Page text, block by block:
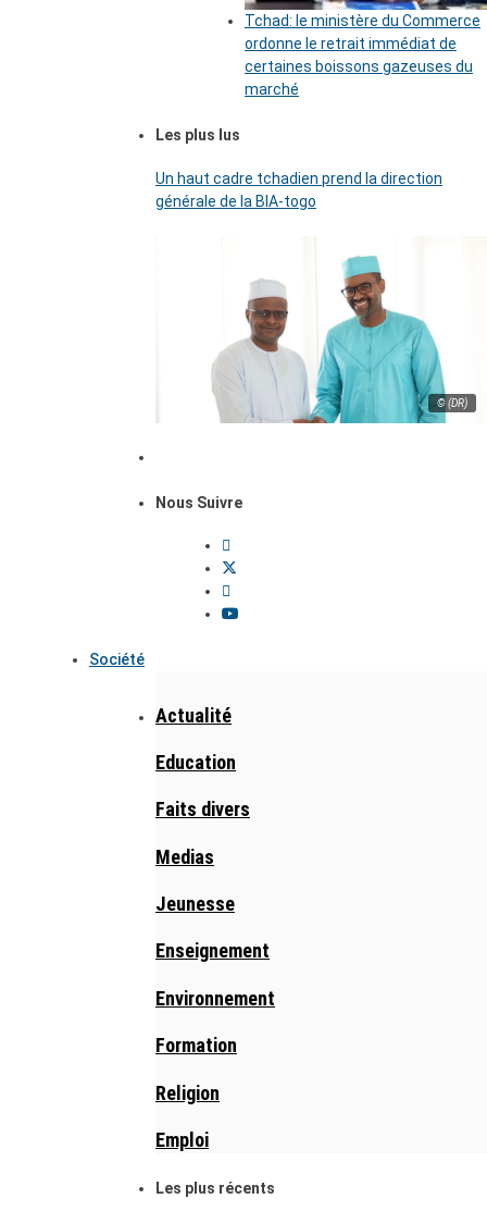
Tchad: le ministère du Commerce
ordonne le retrait immédiat de
certaines boissons gazeuses du
marché
Les plus lus
Un haut cadre tchadien prend la direction
générale de la BIA-togo
© (DR)
Nous Suivre
Société
Actualité
Education
Faits divers
Medias
Jeunesse
Enseignement
Environnement
Formation
Religion
Emploi
Les plus récents